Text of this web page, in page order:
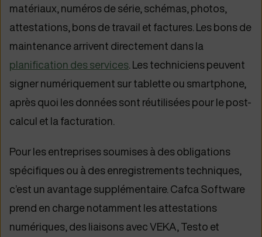
matériaux, numéros de série, schémas, photos,
attestations, bons de travail et factures. Les bons de
maintenance arrivent directement dans la
planification des services. Les techniciens peuvent
signer numériquement sur tablette ou smartphone,
après quoi les données sont réutilisées pour le post-
calcul et la facturation.
Pour les entreprises soumises à des obligations
spécifiques ou à des enregistrements techniques,
c’est un avantage supplémentaire. Cafca Software
prend en charge notamment les attestations
numériques, des liaisons avec VEKA, Testo et